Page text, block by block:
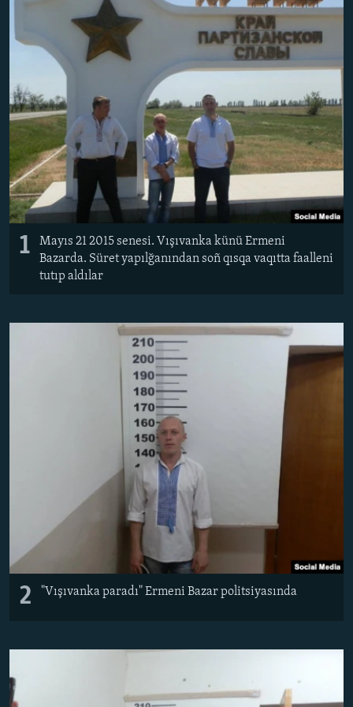
Українською
QOŞULIÑIZ!
RFE/RS bütün saytları
1
Mayıs 21 2015 senesi. Vışıvanka künü Ermeni
Bazarda. Süret yapılğanından soñ qısqa vaqıtta faalleni
tutıp aldılar
2 "Vışıvanka paradı" Ermeni Bazar politsiyasında